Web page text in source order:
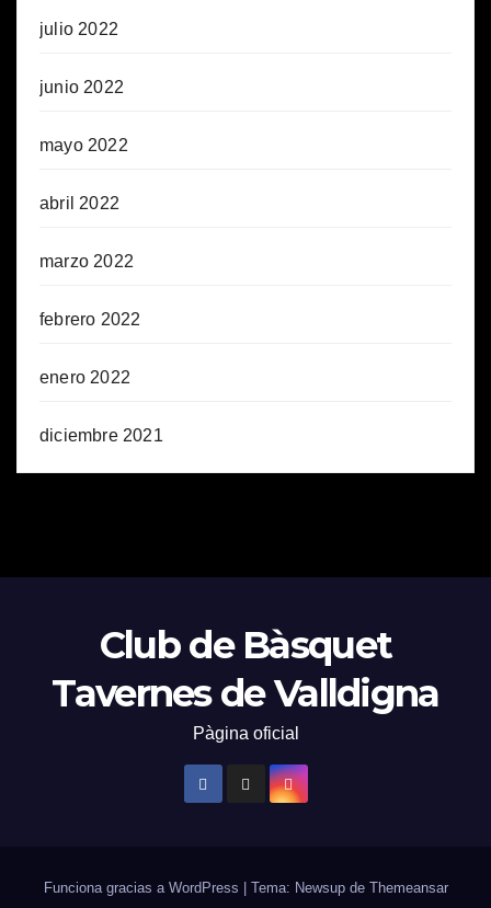
julio 2022
junio 2022
mayo 2022
abril 2022
marzo 2022
febrero 2022
enero 2022
diciembre 2021
Club de Bàsquet
Tavernes de Valldigna
Pàgina oficial
Funciona gracias a WordPress Tema: Newsup de Themeansar